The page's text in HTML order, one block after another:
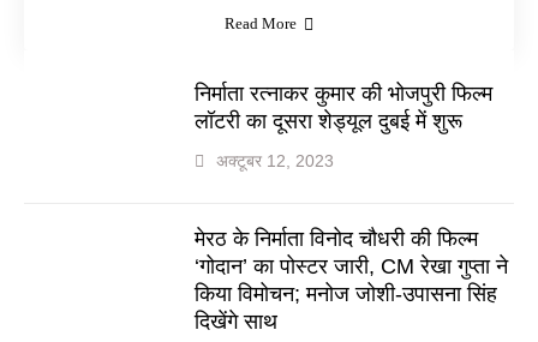
Read More
निर्माता रत्नाकर कुमार की भोजपुरी फिल्म
लॉटरी का दूसरा शेड्यूल दुबई में शुरू
अक्टूबर 12, 2023
मेरठ के निर्माता विनोद चौधरी की फिल्म
‘गोदान’ का पोस्टर जारी, CM रेखा गुप्ता ने
किया विमोचन; मनोज जोशी-उपासना सिंह
दिखेंगे साथ